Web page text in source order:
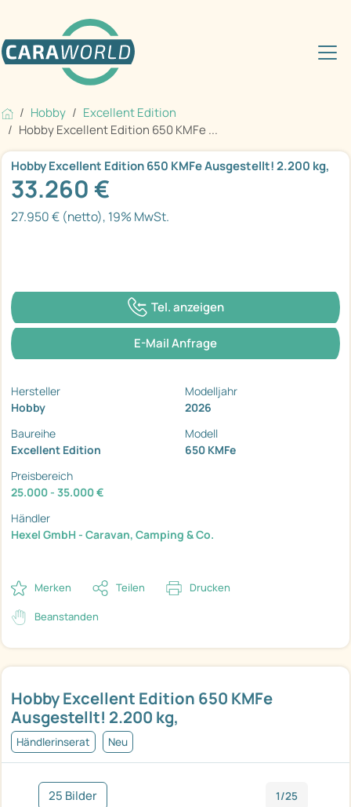
Hobby
Excellent Edition
Hobby Excellent Edition 650 KMFe ...
Hobby Excellent Edition 650 KMFe
Ausgestellt! 2.200 kg,
Händlerinserat Neu
25 Bilder 1/25
Hobby Excellent Edition 650 KMFe Ausgestellt! 2.200 kg,
33.260 €
27.950 € (netto), 19% MwSt.
Tel. anzeigen
E-Mail Anfrage
Hersteller
Hobby
Modelljahr
2026
Baureihe
Excellent Edition
Modell
650 KMFe
Preisbereich
25.000 - 35.000 €
Händler
Hexel GmbH - Caravan, Camping & Co.
Merken Teilen Drucken
Beanstanden